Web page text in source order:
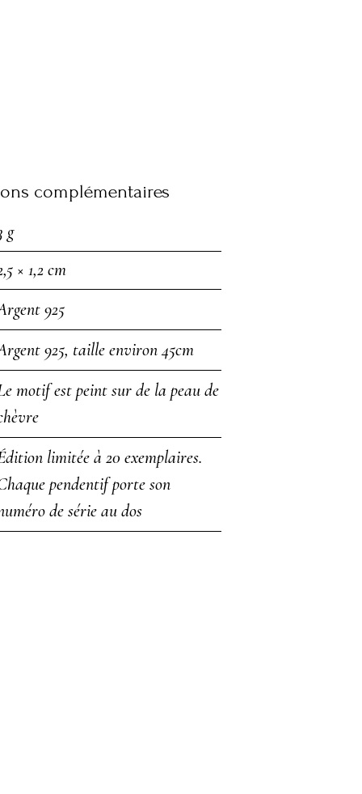
complémentaires
g
× 1,2 cm
925
925, taille environ 45cm
motif est peint sur de la peau de
limitée à 20 exemplaires.
pendentif porte son
de série au dos